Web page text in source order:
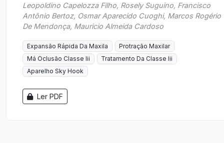
Leopoldino Capelozza Filho, Rosely Suguino, Francisco
Antônio Bertoz, Osmar Aparecido Cuoghi, Marcos Rogério
De Mendonça, Mauricio Almeida Cardoso
Expansão Rápida Da Maxila
Protração Maxilar
Má Oclusão Classe Iii
Tratamento Da Classe Iii
Aparelho Sky Hook
Ler PDF